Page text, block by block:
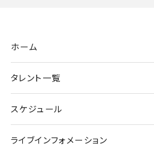
ホーム
タレント一覧
スケジュール
ライブインフォメーション